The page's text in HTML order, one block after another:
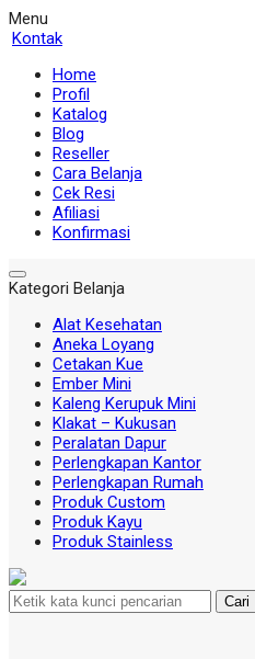
Menu
Kontak
Home
Profil
Katalog
Blog
Reseller
Cara Belanja
Cek Resi
Afiliasi
Konfirmasi
Kategori Belanja
Alat Kesehatan
Aneka Loyang
Cetakan Kue
Ember Mini
Kaleng Kerupuk Mini
Klakat – Kukusan
Peralatan Dapur
Perlengkapan Kantor
Perlengkapan Rumah
Produk Custom
Produk Kayu
Produk Stainless
Cari